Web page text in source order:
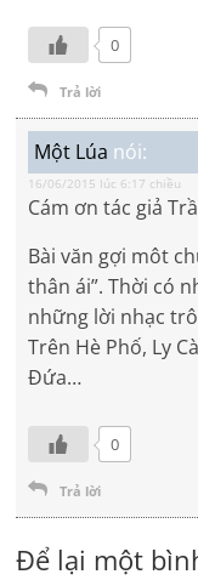
0
Trả lời
Một Lúa nói:
16/06/2015 lúc 6:17 chiều
Cám ơn tác giả
Bài văn gợi môt
thân ái”. Thời có
những lời nhạc
Trên Hè Phố, Ly
Đứa…
0
Trả lời
Để lại một